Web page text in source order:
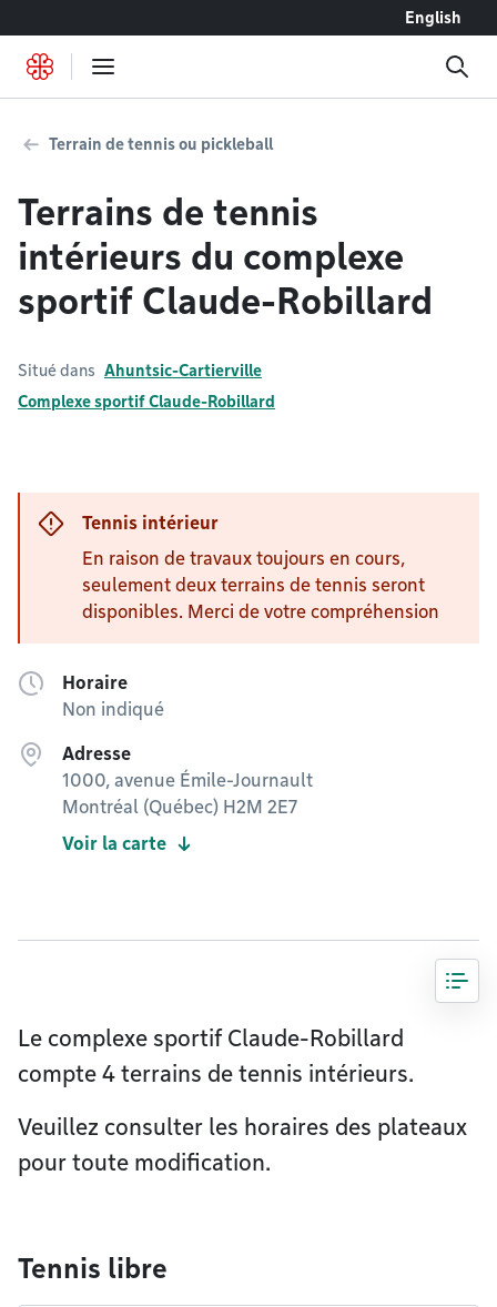
English
Terrain de tennis ou pickleball
Terrains de tennis
intérieurs du complexe
sportif Claude-Robillard
Situé dans Ahuntsic-Cartierville
Complexe sportif Claude-Robillard
Tennis intérieur
En raison de travaux toujours en cours,
seulement deux terrains de tennis seront
disponibles. Merci de votre compréhension
Horaire
Non indiqué
Adresse
1000, avenue Émile-Journault
Montréal (Québec) H2M 2E7
Voir la carte
Le complexe sportif Claude-Robillard
compte 4 terrains de tennis intérieurs.
Veuillez consulter les horaires des plateaux
pour toute modification.
Tennis libre